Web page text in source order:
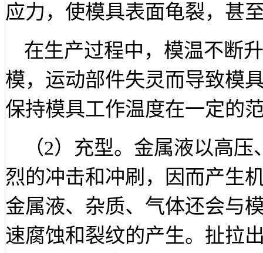
应力，使模具表面龟裂，甚
在生产过程中，模温不断
模，运动部件失灵而导致模
保持模具工作温度在一定的
（2）充型。金属液以高
烈的冲击和冲刷，因而产生
金属液、杂质、气体还会与
速腐蚀和裂纹的产生。扯拉